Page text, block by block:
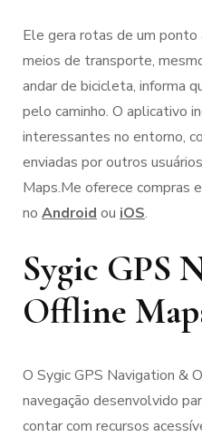
Ele gera rotas de um
meios de transporte,
andar de bicicleta, informa
pelo caminho. O aplicativo
interessantes no entorno,
enviadas por outros
Maps.Me oferece compras
no Android ou iOS.
Sygic GPS
Offline
O Sygic GPS Navigation &
navegação desenvolvido
contar com recursos